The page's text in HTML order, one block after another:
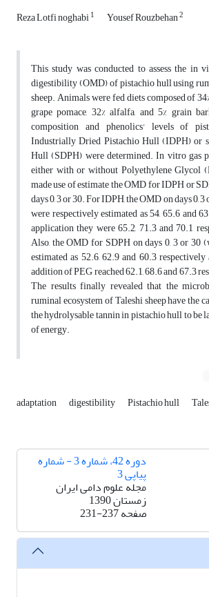
Reza Lotfi noghabi1 Yousef Rouzbehan2
This study was conducted to assess the in
digestibility (OMD) of pistachio hull using
sheep. Animals were fed diets composed of
grape pomace, 32% alfalfa, and 5% grain
composition and phenolics' levels of
Industrially Dried Pistachio Hull (IDPH) or
Hull (SDPH) were determined. In vitro gas
either with or without Polyethylene Glycol
made use of estimate the OMD for IDPH or
days 0, 3 or 30. For IDPH, the OMD on days 0,
were respectively estimated as 54, 65.6 and
application they were 65.2, 71.3 and 70.1
Also, the OMD for SDPH on days 0, 3 or 30
estimated as 52.6, 62.9 and 60.3
addition of PEG reached 62.1, 68.6 and 67.3
The results finally revealed that the
ruminal ecosystem of Taleshi sheep have the
the hydrolysable tannin in pistachio hull to be
of energy.
adaptation digestibility Pistachio hull
دوره 42، شماره 3 - شماره
پیاپی 3
مجله علوم دامی ایران
زمستان 1390
صفحه231-237